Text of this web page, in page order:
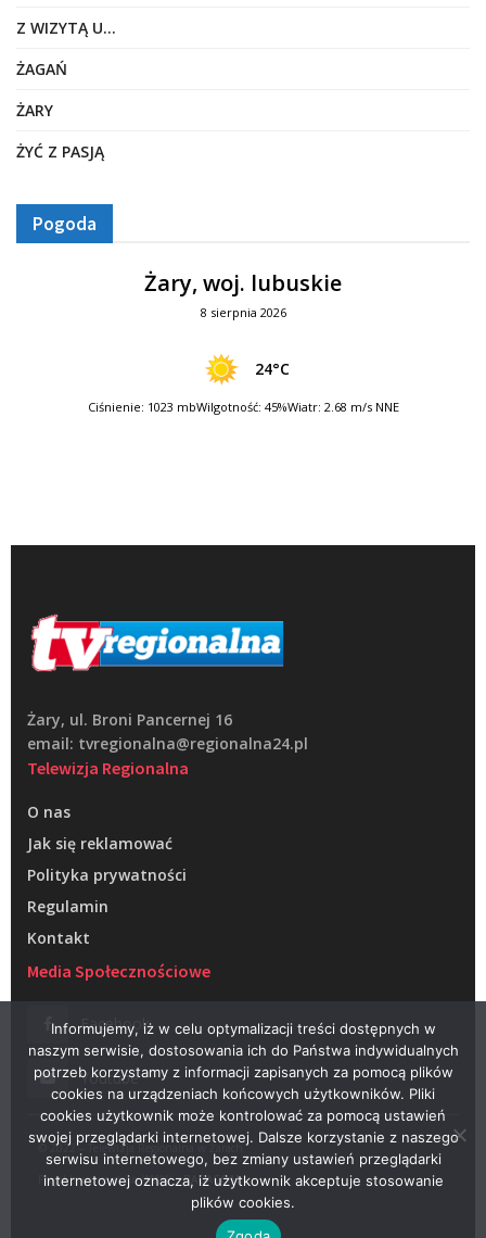
Z WIZYTĄ U…
ŻAGAŃ
ŻARY
ŻYĆ Z PASJĄ
Pogoda
Żary, woj. lubuskie
8 sierpnia 2026
24°C
Ciśnienie: 1023 mbWilgotność: 45%Wiatr: 2.68 m/s NNE
Żary, ul. Broni Pancernej 16
email: tvregionalna@regionalna24.pl
Telewizja Regionalna
O nas
Jak się reklamować
Polityka prywatności
Regulamin
Kontakt
Media Społecznościowe
Facebook
Youtube
© 2022 – Telewizja Regionalna w Żarach
Projektowanie stron WWW –RAGACOM
Informujemy, iż w celu optymalizacji treści dostępnych w
naszym serwisie, dostosowania ich do Państwa indywidualnych
potrzeb korzystamy z informacji zapisanych za pomocą plików
cookies na urządzeniach końcowych użytkowników. Pliki
cookies użytkownik może kontrolować za pomocą ustawień
swojej przeglądarki internetowej. Dalsze korzystanie z naszego
serwisu internetowego, bez zmiany ustawień przeglądarki
internetowej oznacza, iż użytkownik akceptuje stosowanie
plików cookies.